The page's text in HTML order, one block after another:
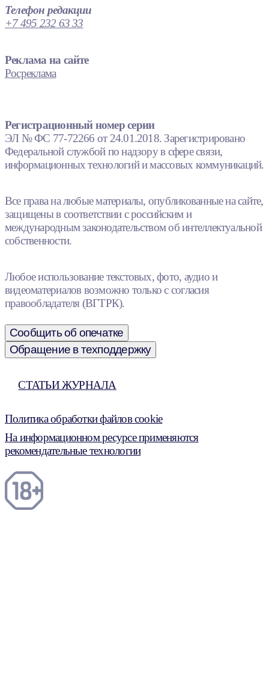
Телефон редакции
+7 495 232 63 33
Реклама на сайте
Росреклама
Регистрационный номер серии
ЭЛ № ФС 77-72266 от 24.01.2018. Зарегистрировано
Федеральной службой по надзору в сфере связи,
информационных технологий и массовых коммуникаций.
Все права на любые материалы, опубликованные на сайте,
защищены в соответствии с российским и
международным законодательством об интеллектуальной
собственности.
Любое использование текстовых, фото, аудио и
видеоматериалов возможно только с согласия
правообладателя (ВГТРК).
Сообщить об опечатке
Обращение в техподдержку
СТАТЬИ ЖУРНАЛА
Политика обработки файлов cookie
На информационном ресурсе применяются
рекомендательные технологии